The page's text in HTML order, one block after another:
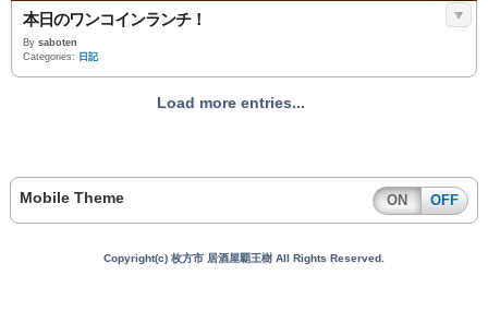
本日のワンコインランチ！
By saboten
Categories: 日記
Load more entries...
Mobile Theme ON OFF
Copyright(c) 枚方市 居酒屋覇王樹 All Rights Reserved.